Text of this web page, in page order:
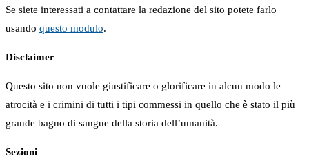
Se siete interessati a contattare la redazione del sito potete farlo
usando questo modulo.
Disclaimer
Questo sito non vuole giustificare o glorificare in alcun modo le
atrocità e i crimini di tutti i tipi commessi in quello che è stato il più
grande bagno di sangue della storia dell’umanità.
Sezioni